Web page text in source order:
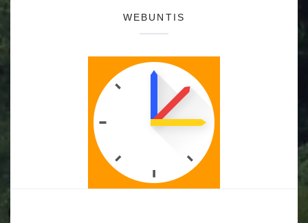
WEBUNTIS